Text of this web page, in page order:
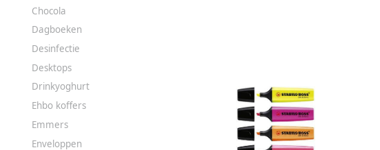
Chocola
Dagboeken
Desinfectie
Desktops
Drinkyoghurt
Ehbo koffers
Emmers
Enveloppen